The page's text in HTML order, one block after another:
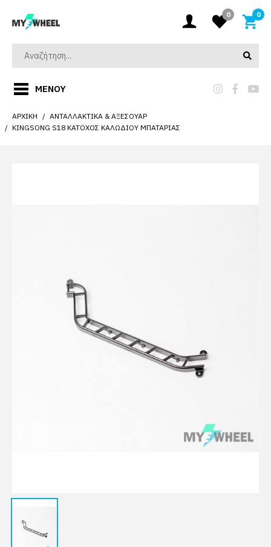
0 0
ΜΕΝΟΎ
ΑΡΧΙΚΉ
ΑΝΤΑΛΛΑΚΤΙΚΆ & ΑΞΕΣΟΥΆΡ
KINGSONG S18 ΚΆΤΟΧΟΣ ΚΑΛΩΔΊΟΥ ΜΠΑΤΑΡΊΑΣ